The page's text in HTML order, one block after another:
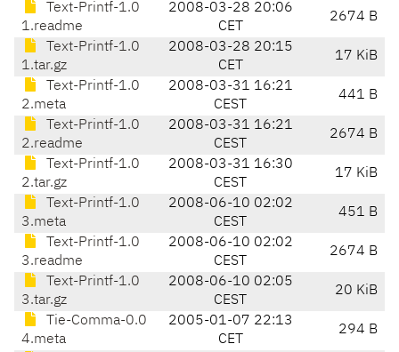
Text-Printf-1.0
1.readme
2008-03-28 20:06
CET
2674 B
Text-Printf-1.0
1.tar.gz
2008-03-28 20:15
CET
17 KiB
Text-Printf-1.0
2.meta
2008-03-31 16:21
CEST
441 B
Text-Printf-1.0
2.readme
2008-03-31 16:21
CEST
2674 B
Text-Printf-1.0
2.tar.gz
2008-03-31 16:30
CEST
17 KiB
Text-Printf-1.0
3.meta
2008-06-10 02:02
CEST
451 B
Text-Printf-1.0
3.readme
2008-06-10 02:02
CEST
2674 B
Text-Printf-1.0
3.tar.gz
2008-06-10 02:05
CEST
20 KiB
Tie-Comma-0.0
4.meta
2005-01-07 22:13
CET
294 B